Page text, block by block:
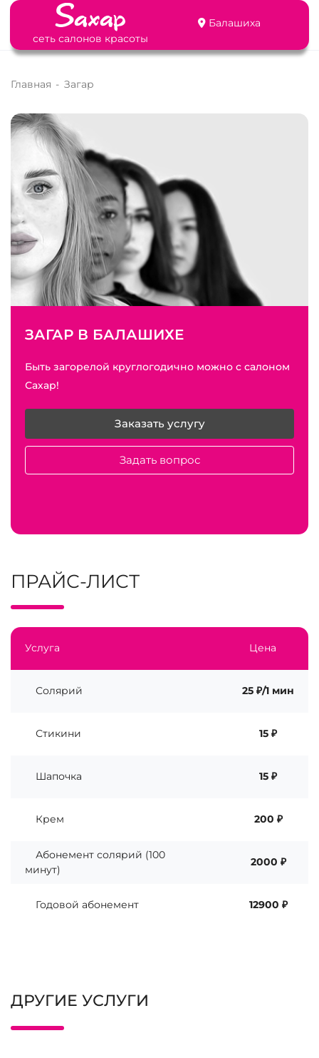
сеть салонов красоты
Балашиха
Главная - Загар
ЗАГАР В БАЛАШИХЕ
Быть загорелой круглогодично можно с салоном
Сахар!
Заказать услугу
Задать вопрос
ПРАЙС-ЛИСТ
Услуга Цена
Солярий 25 ₽/1 мин
Стикини 15 ₽
Шапочка 15 ₽
Крем 200 ₽
Абонемент солярий (100
минут)
2000 ₽
Годовой абонемент 12900 ₽
ДРУГИЕ УСЛУГИ